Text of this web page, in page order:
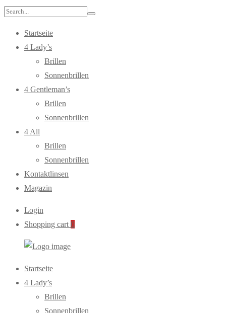
Search
Startseite
4 Lady’s
Brillen
Sonnenbrillen
4 Gentleman’s
Brillen
Sonnenbrillen
4 All
Brillen
Sonnenbrillen
Kontaktlinsen
Magazin
Login
Shopping cart 0
Primary
Menu
Startseite
4 Lady’s
Brillen
Sonnenbrillen